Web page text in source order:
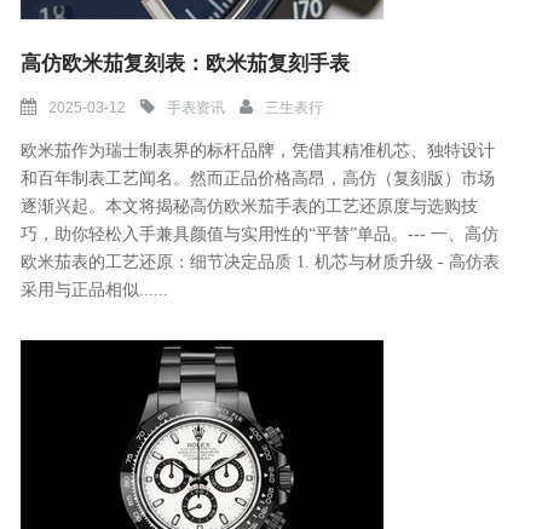
高仿欧米茄复刻表：欧米茄复刻手表
2025-03-12 手表资讯 三生表行
欧米茄作为瑞士制表界的标杆品牌，凭借其精准机芯、独特设计
和百年制表工艺闻名。然而正品价格高昂，高仿（复刻版）市场
逐渐兴起。本文将揭秘高仿欧米茄手表的工艺还原度与选购技
巧，助你轻松入手兼具颜值与实用性的“平替”单品。--- 一、高仿
欧米茄表的工艺还原：细节决定品质 1. 机芯与材质升级 - 高仿表
采用与正品相似......